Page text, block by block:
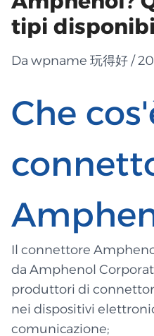
tipi
Da wpname 玩得好 /
Che
Il connettore
da Amphenol
produttori di
nei dispositivi
comunicazione;